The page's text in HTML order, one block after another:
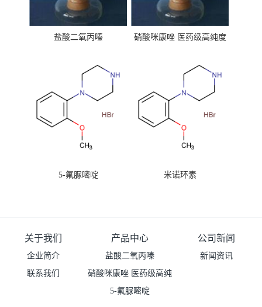
盐酸二氧丙嗪
硝酸咪康唑 医药级高纯度
5-氟脲嘧啶 米诺环素
关于我们
企业简介
联系我们
产品中心
盐酸二氧丙嗪
硝酸咪康唑 医药级高纯
度99%原粉
5-氟脲嘧啶
公司新闻
新闻资讯